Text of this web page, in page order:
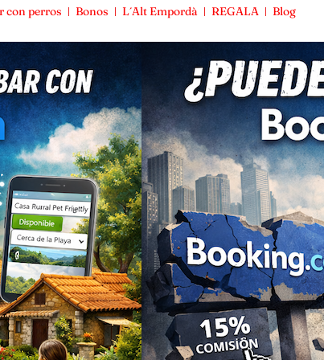
con perros Bonos L´Alt Empordà REGALA Blog
con perros Bonos L´Alt Empordà REGALA Blog